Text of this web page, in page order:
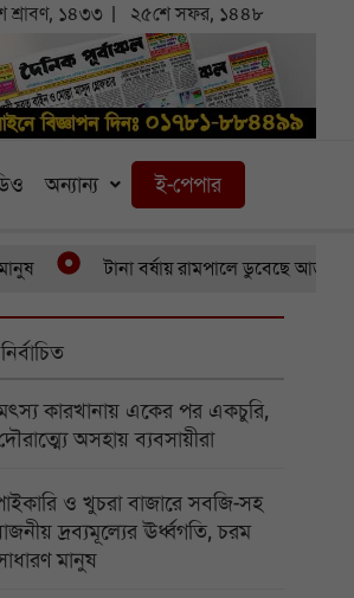
শ্রাবণ, ১৪৩৩ ২৫শে সফর, ১৪৪৮
অন্যান্য ই-পেপার
টানা বর্ষায় রামপালে ডুবেছে আড়াইশ
নির্বাচিত
কারখানায় একের পর একচুরি,
অসহায় ব্যবসায়ীরা
ও খুচরা বাজারে সবজি-সহ
দ্রব্যমূল্যের ঊর্ধ্বগতি, চরম
মানুষ